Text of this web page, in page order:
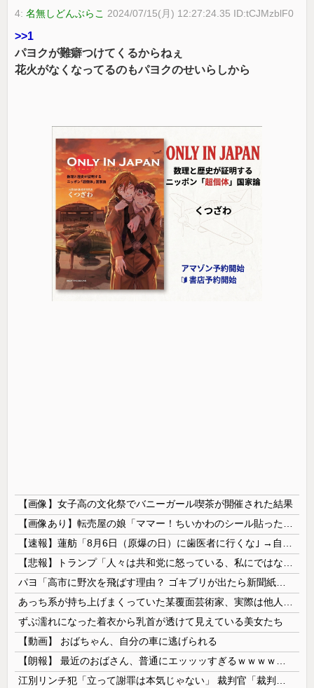
4:名無しどんぶらこ 2024/07/15(月) 12:27:24.35 ID:tCJMzblF0
>>1
パヨクが難癖つけてくるからねぇ
花火がなくなってるのもパヨクのせいらしから
【画像】女子高の文化祭でバニーガール喫茶が開催された結果
ずぶ濡れになった着衣から乳首が透けて見えている美女たち
【動画】 おばちゃん、自分の車に逃げられる